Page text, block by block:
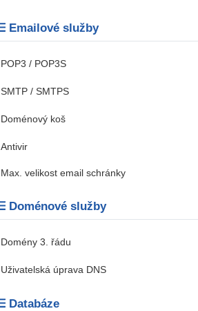
Emailové služby
POP3 / POP3S
SMTP / SMTPS
Doménový koš
Antivir
Max. velikost email schránky
Doménové služby
Domény 3. řádu
Uživatelská úprava DNS
Databáze